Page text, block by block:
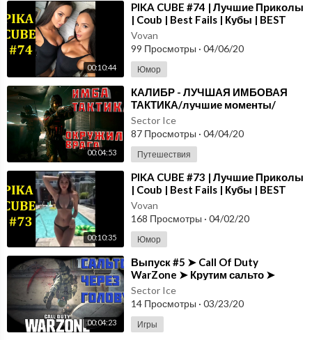
00:10:44
⁣PIKA CUBE #74 | Лучшие Приколы
| Coub | Best Fails | Кубы | BEST
CUBE | Нарезка Приколов
Vovan
99 Просмотры · 04/06/20
Юмор
00:04:53
⁣КАЛИБР - ЛУЧШАЯ ИМБОВАЯ
ТАКТИКА/лучшие моменты/
приколы/баги/фейлы/выпуск#6
Sector Ice
87 Просмотры · 04/04/20
Путешествия
00:10:35
⁣PIKA CUBE #73 | Лучшие Приколы
| Coub | Best Fails | Кубы | BEST
CUBE | Нарезка Приколов
Vovan
168 Просмотры · 04/02/20
Юмор
00:04:23
⁣Выпуск #5 ➤ Call Of Duty
WarZone ➤ Крутим сальто ➤
Лучшие моменты ➤ Приколы ➤
Баги ➤ Фейлы ➤ Мемы
Sector Ice
14 Просмотры · 03/23/20
Игры